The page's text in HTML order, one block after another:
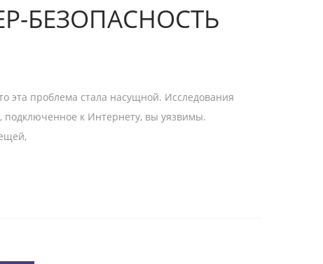
БЕЗОПАСНОСТЬ
эта проблема стала насущной. Исследования
подключенное к Интернету, вы уязвимы.